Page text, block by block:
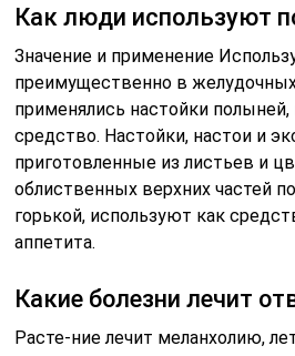
Как люди используют
Значение и применение
преимущественно в
применялись настойки полыней,
средство. Настойки, настои и
приготовленные из листьев и
облиственных верхних частей
горькой, используют как
аппетита.
Какие болезни лечит
Расте-ние лечит меланхолию,